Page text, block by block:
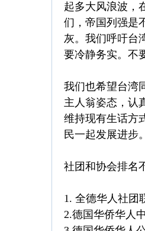
起多大风浪波，
们，帝国列强是
灰。我们呼吁台
要冷静务实。不
我们也希望台湾
主人翁姿态，认
维持现有生话方
民一起发展进步
社团和协会排名
1. 全德华人社团
2.德国华侨华